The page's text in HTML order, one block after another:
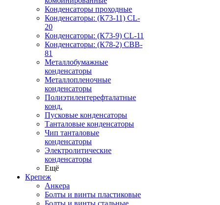
Конденсаторы проходные
Конденсаторы: (К73-11) CL-
20
Конденсаторы: (К73-9) CL-11
Конденсаторы: (К78-2) CBB-
81
Металлобумажные
конденсаторы
Металлопленочные
конденсаторы
Полиэтилентерефталатные
конд.
Пусковые конденсаторы
Танталовые конденсаторы
Чип танталовые
конденсаторы
Электролитические
конденсаторы
Ещё
Крепеж
Анкера
Болты и винты пластиковые
Болты и винты стальные